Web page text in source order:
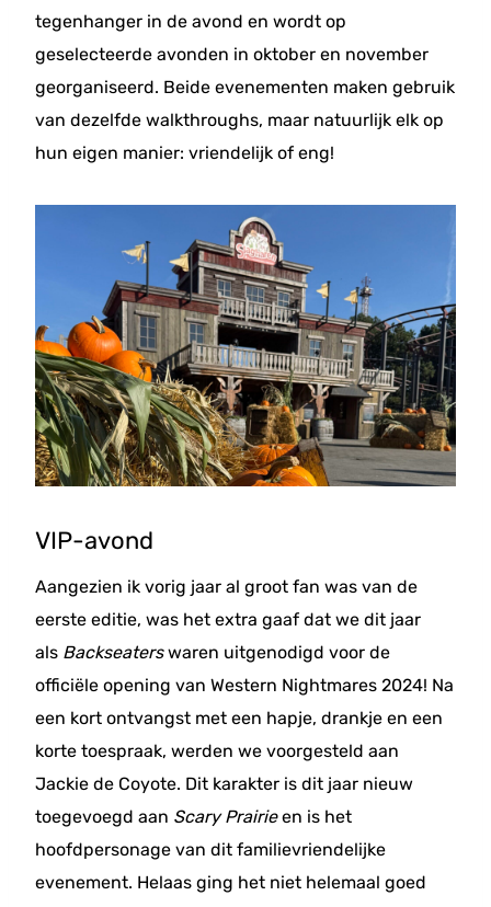
tegenhanger in de avond en wordt op
geselecteerde avonden in oktober en november
georganiseerd. Beide evenementen maken gebruik
van dezelfde walkthroughs, maar natuurlijk elk op
hun eigen manier: vriendelijk of eng!
VIP-avond
Aangezien ik vorig jaar al groot fan was van de
eerste editie, was het extra gaaf dat we dit jaar
als Backseaterswaren uitgenodigd voor de
officiële opening van Western Nightmares 2024! Na
een kort ontvangst met een hapje, drankje en een
korte toespraak, werden we voorgesteld aan
Jackie de Coyote. Dit karakter is dit jaar nieuw
toegevoegd aan Scary Prairieen is het
hoofdpersonage van dit familievriendelijke
evenement. Helaas ging het niet helemaal goed